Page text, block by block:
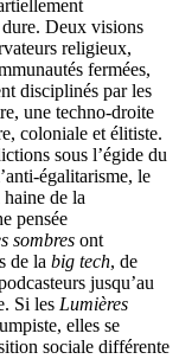
Deux visions
religieux,
fermées,
disciplinés par les
une techno-droite
coloniale et élitiste.
sous l’égide du
égalitarisme, le
de la
pensée
sombres ont
de la big tech, de
jusqu’au
Si les Lumières
elles se
sociale différente